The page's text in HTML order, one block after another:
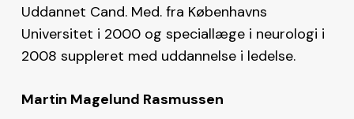
Uddannet Cand. Med. fra Københavns
Universitet i 2000 og speciallæge i neurologi i
2008 suppleret med uddannelse i ledelse.
Martin Magelund Rasmussen